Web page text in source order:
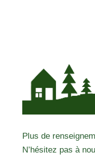
Plus de
N’hésitez pas à